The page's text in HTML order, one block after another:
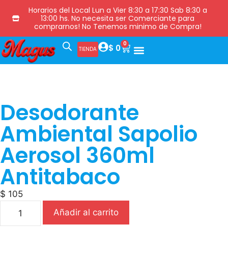
Horarios del Local Lun a Vier 8:30 a 17:30 Sab 8:30 a
13:00 hs. No necesita ser Comerciante para
comprarnos! No Tenemos minimo de Compra!
TIENDA $ 0 0
Desodorante
Ambiental Sapolio
Aerosol 360ml
Antitabaco
$ 105
Añadir al carrito